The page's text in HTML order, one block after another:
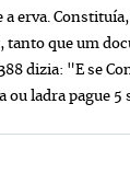
a erva.
tanto que um
dizia: "E se
ou ladra pague